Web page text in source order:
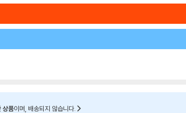
상품이며, 배송되지 않습니다.